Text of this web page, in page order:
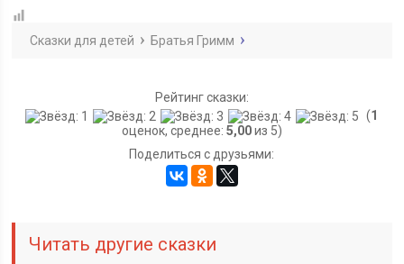
Сказки для детей Братья Гримм
Рейтинг сказки:
(1
оценок, среднее: 5,00из 5)
Поделиться с друзьями:
Читать другие сказки